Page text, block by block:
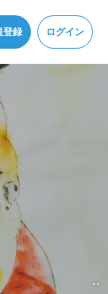
登録 ログイン
ーを改定しました。
ます
--